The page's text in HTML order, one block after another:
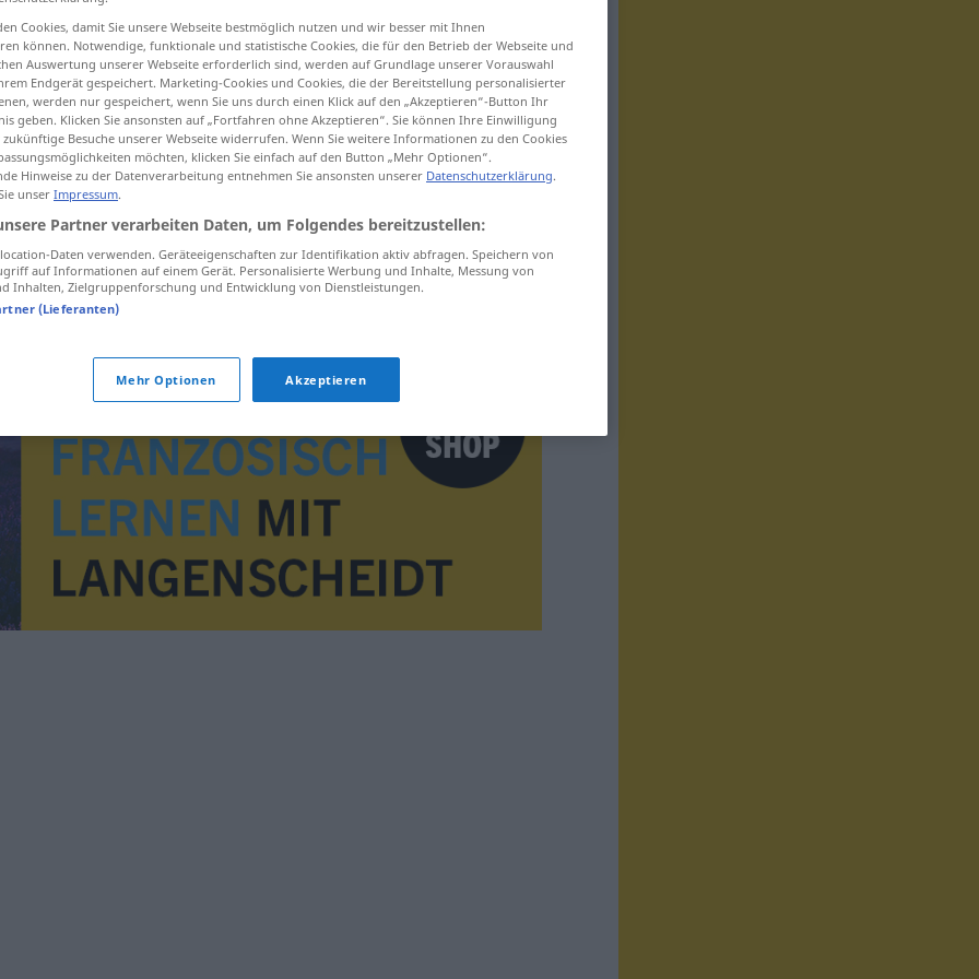
einheften(in etwas AKK)
Cookies, damit Sie unsere Webseite bestmöglich nutzen und wir besser mit Ihnen
können. Notwendige, funktionale und statistische Cookies, die für den Betrieb der Webseite und
Auswertung unserer Webseite erforderlich sind, werden auf Grundlage unserer Vorauswahl
Endgerät gespeichert. Marketing-Cookies und Cookies, die der Bereitstellung personalisierter
werden nur gespeichert, wenn Sie uns durch einen Klick auf den „Akzeptieren“-Button Ihr
geben. Klicken Sie ansonsten auf „Fortfahren ohne Akzeptieren“. Sie können Ihre Einwilligung
Besuche unserer Webseite widerrufen. Wenn Sie weitere Informationen zu den Cookies
möchten, klicken Sie einfach auf den Button „Mehr Optionen“.
Hinweise zu der Datenverarbeitung entnehmen Sie ansonsten unserer Datenschutzerklärung.
unser Impressum.
Partner verarbeiten Daten, um Folgendes bereitzustellen:
Daten verwenden. Geräteeigenschaften zur Identifikation aktiv abfragen. Speichern von
auf Informationen auf einem Gerät. Personalisierte Werbung und Inhalte, Messung von
Inhalten, Zielgruppenforschung und Entwicklung von Dienstleistungen.
(Lieferanten)
Mehr Optionen Akzeptieren